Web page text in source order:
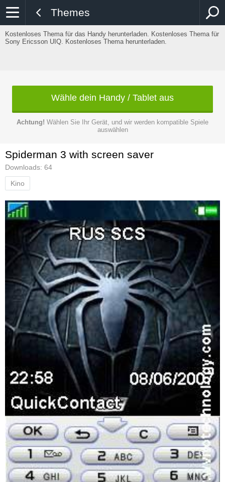
Themes
Kostenloses Thema für das Handy herunterladen. Kostenloses Thema für
Sony Ericsson UIQ. Kostenloses Thema herunterladen.
Wähle dein Handy / Tablet aus
Achtung! Wählen Sie Ihr Gerät, und wir werden kompatible Spiele
auswählen
Spiderman 3 with screen saver
Downloads: 64
Kino